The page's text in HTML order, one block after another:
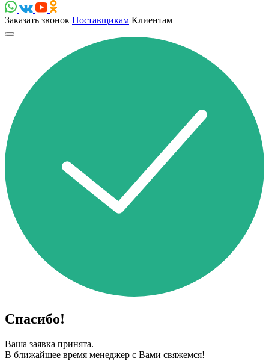
Заказать звонок Поставщикам Клиентам
Спасибо!
Ваша заявка принята.
В ближайшее время менеджер с Вами свяжемся!